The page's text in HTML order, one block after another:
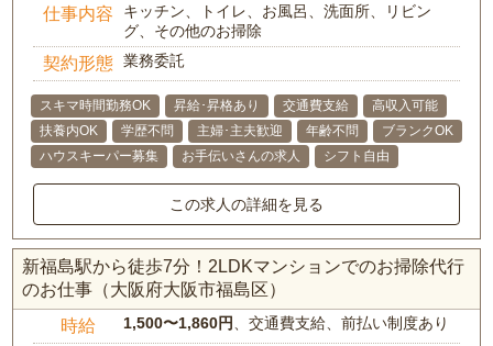
仕事内容
キッチン、トイレ、お風呂、洗面所、リビン
グ、その他のお掃除
契約形態 業務委託
スキマ時間勤務OK 昇給･昇格あり 交通費支給
高収入可能
扶養内OK
学歴不問 主婦･主夫歓迎 年齢不問
ブランクOK
ハウスキーパー募集
お手伝いさんの求人 シフト自由
この求人の詳細を見る
新福島駅から徒歩7分！2LDKマンションでのお掃除代行
のお仕事（大阪府大阪市福島区）
時給 1,500〜1,860円 、交通費支給、前払い制度あり